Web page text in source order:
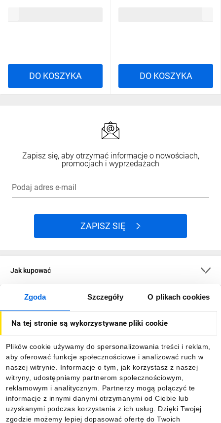
Zgoda Szczegóły O plikach cookies
Na tej stronie są wykorzystywane pliki cookie
Plików cookie używamy do spersonalizowania treści i reklam,
aby oferować funkcje społecznościowe i analizować ruch w
naszej witrynie. Informacje o tym, jak korzystasz z naszej
witryny, udostępniamy partnerom społecznościowym,
reklamowym i analitycznym. Partnerzy mogą połączyć te
informacje z innymi danymi otrzymanymi od Ciebie lub
uzyskanymi podczas korzystania z ich usług. Dzięki Twojej
zgodzie możemy lepiej dopasować ofertę do Twoich
DO KOSZYKA DO KOSZYKA
Zapisz się, aby otrzymać informacje o nowościach,
promocjach i wyprzedażach
Podaj adres e-mail
ZAPISZ SIĘ
Jak kupować
O firmie
Informacje
Pobierz naszą aplikację mobilną: